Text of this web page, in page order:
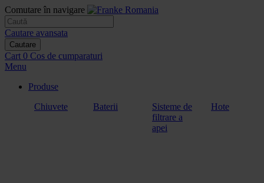
Comutare în navigare
Cautare avansata
Cautare
Cart 0 Cos de cumparaturi
Menu
Produse
Chiuvete
Baterii
Sisteme de
filtrare a
apei
Hote